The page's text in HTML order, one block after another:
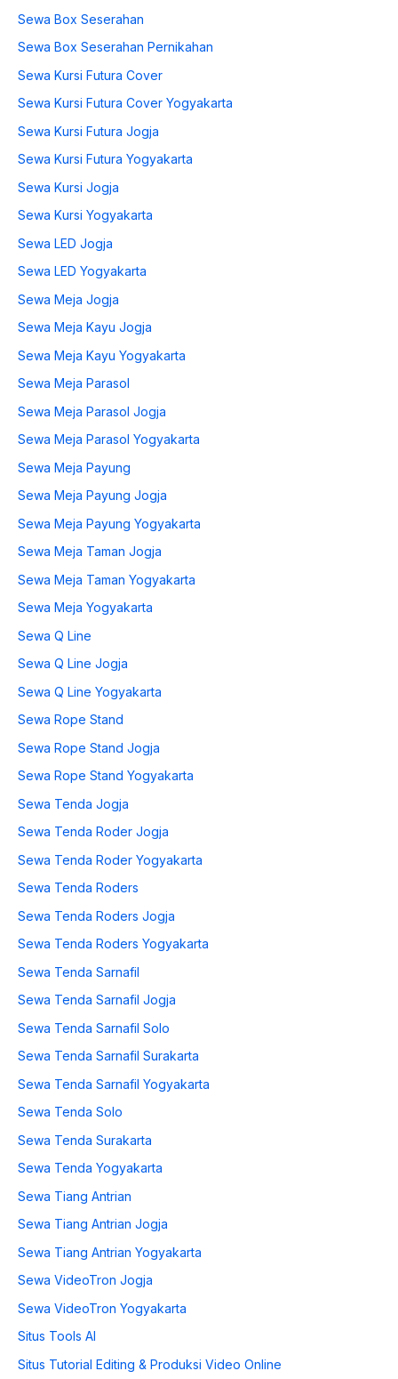
Sewa Box Seserahan
Sewa Box Seserahan Pernikahan
Sewa Kursi Futura Cover
Sewa Kursi Futura Cover Yogyakarta
Sewa Kursi Futura Jogja
Sewa Kursi Futura Yogyakarta
Sewa Kursi Jogja
Sewa Kursi Yogyakarta
Sewa LED Jogja
Sewa LED Yogyakarta
Sewa Meja Jogja
Sewa Meja Kayu Jogja
Sewa Meja Kayu Yogyakarta
Sewa Meja Parasol
Sewa Meja Parasol Jogja
Sewa Meja Parasol Yogyakarta
Sewa Meja Payung
Sewa Meja Payung Jogja
Sewa Meja Payung Yogyakarta
Sewa Meja Taman Jogja
Sewa Meja Taman Yogyakarta
Sewa Meja Yogyakarta
Sewa Q Line
Sewa Q Line Jogja
Sewa Q Line Yogyakarta
Sewa Rope Stand
Sewa Rope Stand Jogja
Sewa Rope Stand Yogyakarta
Sewa Tenda Jogja
Sewa Tenda Roder Jogja
Sewa Tenda Roder Yogyakarta
Sewa Tenda Roders
Sewa Tenda Roders Jogja
Sewa Tenda Roders Yogyakarta
Sewa Tenda Sarnafil
Sewa Tenda Sarnafil Jogja
Sewa Tenda Sarnafil Solo
Sewa Tenda Sarnafil Surakarta
Sewa Tenda Sarnafil Yogyakarta
Sewa Tenda Solo
Sewa Tenda Surakarta
Sewa Tenda Yogyakarta
Sewa Tiang Antrian
Sewa Tiang Antrian Jogja
Sewa Tiang Antrian Yogyakarta
Sewa VideoTron Jogja
Sewa VideoTron Yogyakarta
Situs Tools AI
Situs Tutorial Editing & Produksi Video Online